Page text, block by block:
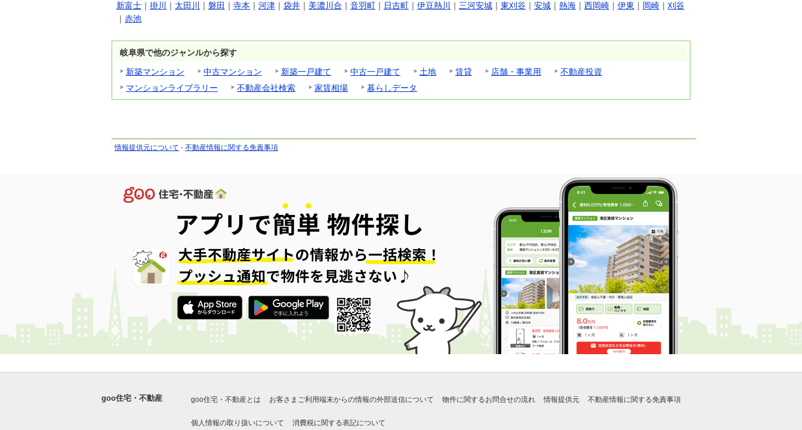
新富士 ｜ 掛川 ｜ 太田川 ｜ 磐田 ｜ 寺本 ｜ 河津 ｜ 袋井 ｜ 美濃川合 ｜ 音羽町 ｜ 日吉町 ｜ 伊豆熱川 ｜ 三河安城 ｜ 東刈谷 ｜ 安城 ｜ 熱海 ｜ 西岡崎 ｜ 伊東 ｜ 岡崎 ｜ 刈谷
｜ 赤池
岐阜県で他のジャンルから探す
新築マンション
中古マンション 新築一戸建て 中古一戸建て 土地 賃貸 店舗・事業用
不動産投資
マンションライブラリー
不動産会社検索 家賃相場 暮らしデータ
情報提供元について - 不動産情報に関する免責事項
goo住宅・不動産 goo住宅・不動産とは お客さまご利用端末からの情報の外部送信について 物件に関するお問合せの流れ 情報提供元 不動産情報に関する免責事項
個人情報の取り扱いについて 消費税に関する表記について